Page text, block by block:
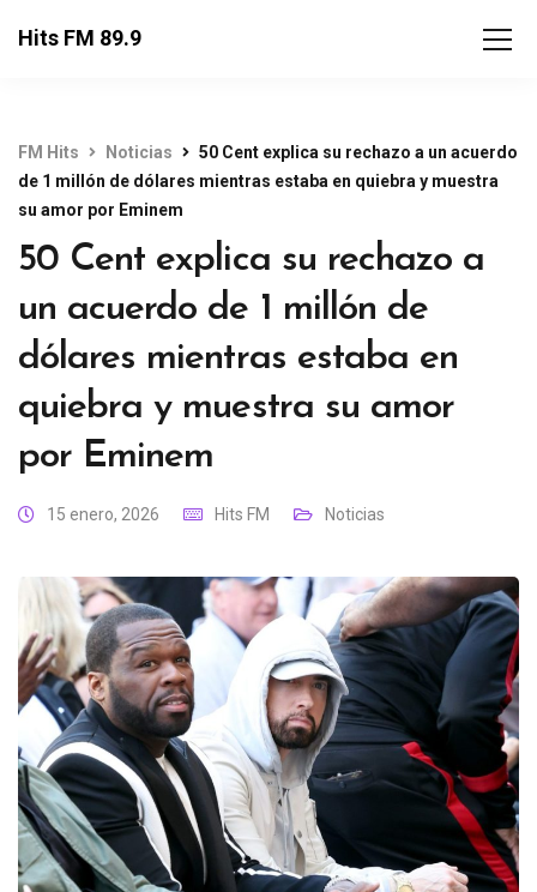
Hits FM 89.9
FM Hits Noticias
50 Cent explica su rechazo a un acuerdo
de 1 millón de dólares mientras estaba en quiebra y muestra
su amor por Eminem
50 Cent explica su rechazo a
un acuerdo de 1 millón de
dólares mientras estaba en
quiebra y muestra su amor
por Eminem
15 enero, 2026 Hits FM Noticias